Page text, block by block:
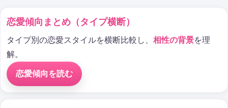
恋愛傾向まとめ（タイプ横断）
タイプ別の恋愛スタイルを横断比較し、 相性の背景を理
解。
恋愛傾向を読む